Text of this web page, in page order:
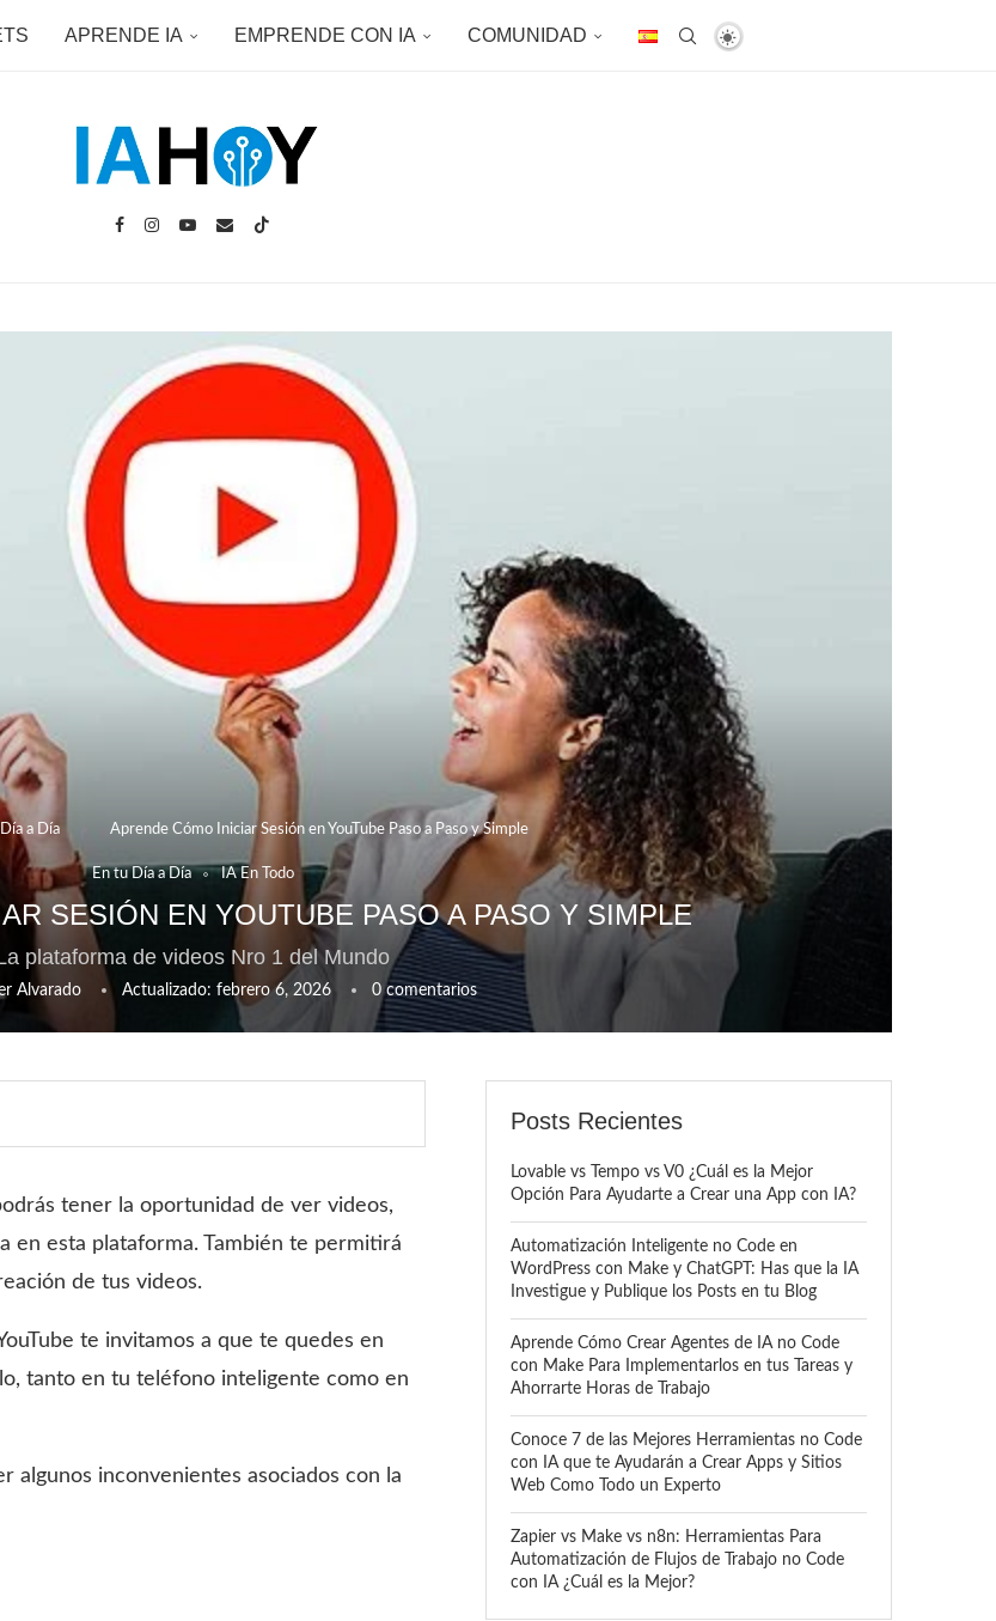
APRENDE IA EMPRENDE CON IA COMUNIDAD
a Día Aprende Cómo Iniciar Sesión en YouTube Paso a Paso y Simple
En tu Día a Día IA En Todo
SESIÓN EN YOUTUBE PASO A PASO Y SIMPLE
plataforma de videos Nro 1 del Mundo
Alvarado Actualizado: febrero 6, 2026 0 comentarios
tener la oportunidad de ver videos,
en esta plataforma. También te permitirá
de tus videos.
te invitamos a que te quedes en
tanto en tu teléfono inteligente como en
algunos inconvenientes asociados con la
Posts Recientes
Lovable vs Tempo vs V0 ¿Cuál es la Mejor
Opción Para Ayudarte a Crear una App con IA?
Automatización Inteligente no Code en
WordPress con Make y ChatGPT: Has que la IA
Investigue y Publique los Posts en tu Blog
Aprende Cómo Crear Agentes de IA no Code
con Make Para Implementarlos en tus Tareas y
Ahorrarte Horas de Trabajo
Conoce 7 de las Mejores Herramientas no Code
con IA que te Ayudarán a Crear Apps y Sitios
Web Como Todo un Experto
Zapier vs Make vs n8n: Herramientas Para
Automatización de Flujos de Trabajo no Code
con IA ¿Cuál es la Mejor?